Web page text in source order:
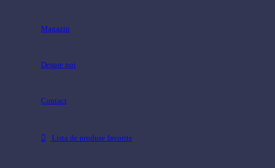
Magazin
Despre noi
Contact
Lista de produse favorite